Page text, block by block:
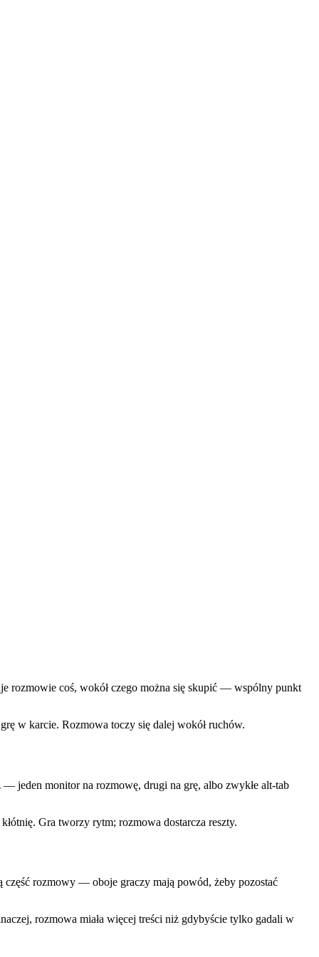
rozmowie coś, wokół czego można się skupić — wspólny punkt
w karcie. Rozmowa toczy się dalej wokół ruchów.
— jeden monitor na rozmowę, drugi na grę, albo zwykłe alt-tab
Gra tworzy rytm; rozmowa dostarcza reszty.
część rozmowy — oboje graczy mają powód, żeby pozostać
rozmowa miała więcej treści niż gdybyście tylko gadali w